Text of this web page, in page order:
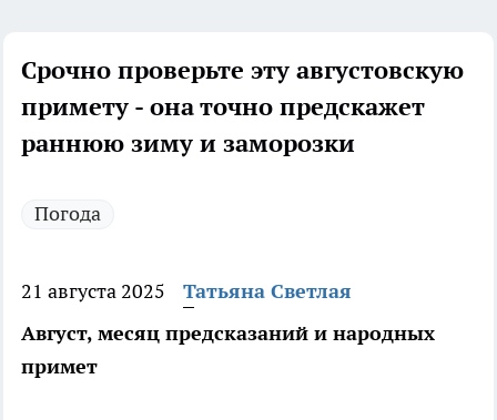
Срочно проверьте эту августовскую
примету - она точно предскажет
раннюю зиму и заморозки
Погода
21 августа 2025
Татьяна Светлая
Август, месяц предсказаний и народных
примет